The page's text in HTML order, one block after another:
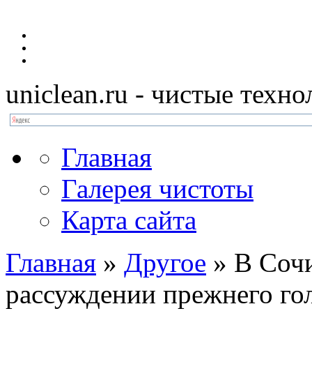
uniclean.ru - чистые
Главная
Галерея чистоты
Карта сайта
Главная » Другое » В
рассуждении прежнего